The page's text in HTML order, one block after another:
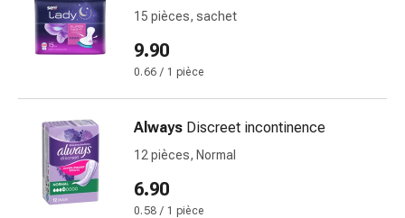
yeux
Pansements
yeux
Hygiène
yeux
15 pièces, sachet
9.90
0.66 / 1 pièce
Always Discreet incontinence
12 pièces, Normal
6.90
0.58 / 1 pièce